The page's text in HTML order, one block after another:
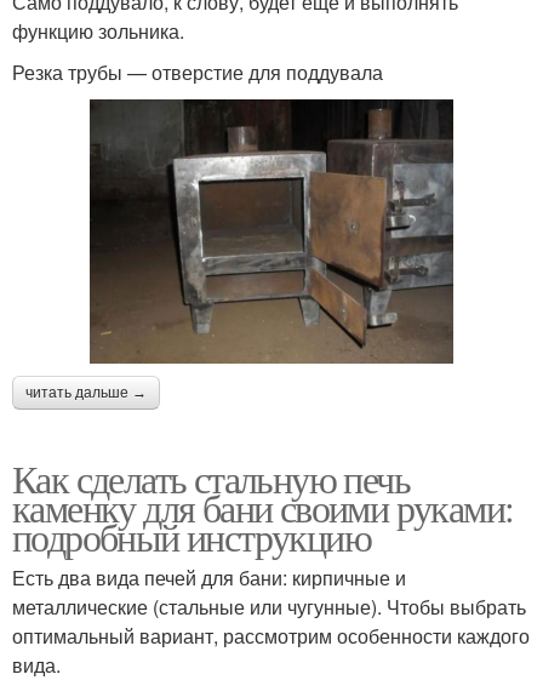
функцию зольника.
Резка трубы — отверстие для поддувала
читать дальше →
Как сделать стальную печь
каменку для бани своими руками:
подробный инструкцию
Есть два вида печей для бани: кирпичные и
металлические (стальные или чугунные). Чтобы выбрать
оптимальный вариант, рассмотрим особенности каждого
вида.